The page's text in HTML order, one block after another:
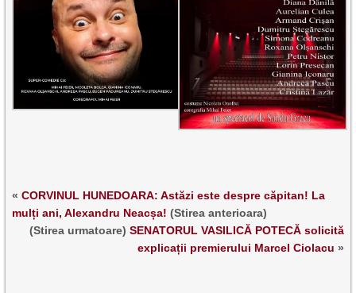
«CORVINUL HUNEDOARA: Astăzi este despre căpitan! La
mulți ani, Alexandru Neacșa! (Stirea anterioara)
(Stirea urmatoare) SENATORUL VASILICĂ POTECĂ solicită
explicații premierului Marcel Ciolacu »